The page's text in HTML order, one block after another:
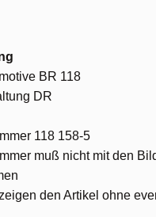
BR 118
DR
118 158-5
muß nicht mit den
den Artikel ohne